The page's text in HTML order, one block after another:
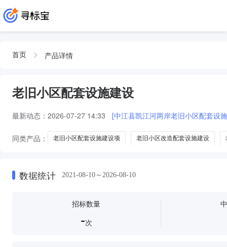
首页 产品详情
老旧小区配套设施建设
最新动态： 2026-07-27 14:33 [中江县凯江河两岸老旧小区配套设
同类产品： 老旧小区配套设施建设项 老旧小区改造配套设施建设
数据统计 2021-08-10～2026-08-10
招标数量
-次